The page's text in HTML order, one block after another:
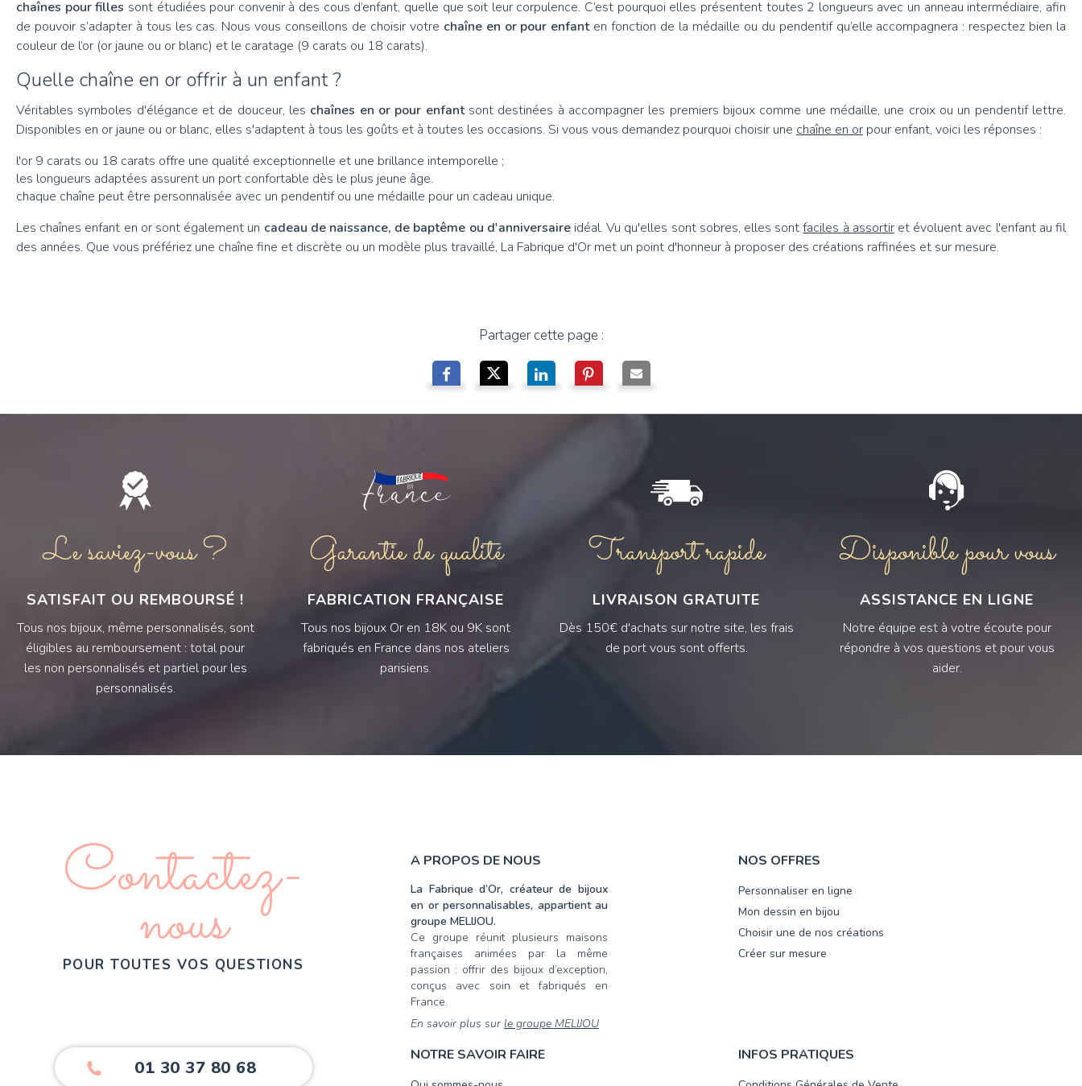
chaînes pour filles sont étudiées pour convenir à des cous d’enfant, quelle que soit leur corpulence. C’est pourquoi elles présentent toutes 2 longueurs avec un anneau intermédiaire, afin
de pouvoir s’adapter à tous les cas. Nous vous conseillons de choisir votre chaîne en or pour enfanten fonction de la médaille ou du pendentif qu’elle accompagnera : respectez bien la
couleur de l’or (or jaune ou or blanc) et le caratage (9 carats ou 18 carats).
Quelle chaîne en or offrir à un enfant ?
Véritables symboles d'élégance et de douceur, les chaînes en or pour enfantsont destinées à accompagner les premiers bijoux comme une médaille, une croix ou un pendentif lettre.
Disponibles en or jaune ou or blanc, elles s'adaptent à tous les goûts et à toutes les occasions. Si vous vous demandez pourquoi choisir une chaîne en or pour enfant, voici les réponses :
l'or 9 carats ou 18 carats offre une qualité exceptionnelle et une brillance intemporelle ;
les longueurs adaptées assurent un port confortable dès le plus jeune âge.
chaque chaîne peut être personnalisée avec un pendentif ou une médaille pour un cadeau unique.
Les chaînes enfant en or sont également un cadeau de naissance, de baptême ou d'anniversaireidéal. Vu qu'elles sont sobres, elles sontfaciles à assortiret évoluent avec l'enfant au fil
des années. Que vous préfériez une chaîne fine et discrète ou un modèle plus travaillé, La Fabrique d'Or met un point d'honneur à proposer des créations raffinées et sur mesure.
Partager cette page :
Le saviez-vous ?
SATISFAIT OU REMBOURSÉ !
Tous nos bijoux, même personnalisés, sont
éligibles au remboursement : total pour
les non personnalisés et partiel pour les
personnalisés.
Garantie de qualité
FABRICATION FRANÇAISE
Tous nos bijoux Or en 18K ou 9K sont
fabriqués en France dans nos ateliers
parisiens.
Transport rapide
LIVRAISON GRATUITE
Dès 150€ d'achats sur notre site, les frais
de port vous sont offerts.
Disponible pour vous
ASSISTANCE EN LIGNE
Notre équipe est à votre écoute pour
répondre à vos questions et pour vous
aider.
Contactez-
nous
POUR TOUTES VOS QUESTIONS
01 30 37 80 68
A PROPOS DE NOUS
La Fabrique d’Or, créateur de bijoux
en or personnalisables, appartient au
groupe MELIJOU.
Ce groupe réunit plusieurs maisons
françaises animées par la même
passion : offrir des bijoux d’exception,
conçus avec soin et fabriqués en
France.
En savoir plus sur le groupe MELIJOU
NOS OFFRES
Personnaliser en ligne
Mon dessin en bijou
Choisir une de nos créations
Créer sur mesure
NOTRE SAVOIR FAIRE INFOS PRATIQUES